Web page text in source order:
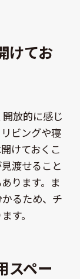
けてお
放的に感じ
ビングや寝
けておくこ
渡せること
ります。ま
るため、チ
す。
スペー